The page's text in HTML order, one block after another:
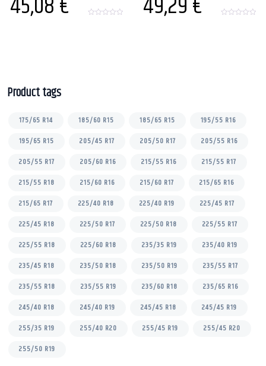
Product tags
175/65 R14 185/60 R15 185/65 R15
195/55 R16
195/65 R15
205/45 R17 205/50 R17
205/55 R16
205/55 R17
205/60 R16 215/55 R16
215/55 R17
215/55 R18
215/60 R16 215/60 R17
215/65 R16
215/65 R17
225/40 R18 225/40 R19
225/45 R17
225/45 R18
225/50 R17 225/50 R18
225/55 R17
225/55 R18
225/60 R18 235/35 R19
235/40 R19
235/45 R18
235/50 R18 235/50 R19
235/55 R17
235/55 R18
235/55 R19 235/60 R18
235/65 R16
245/40 R18
245/40 R19 245/45 R18
245/45 R19
255/35 R19
255/40 R20 255/45 R19
255/45 R20
255/50 R19